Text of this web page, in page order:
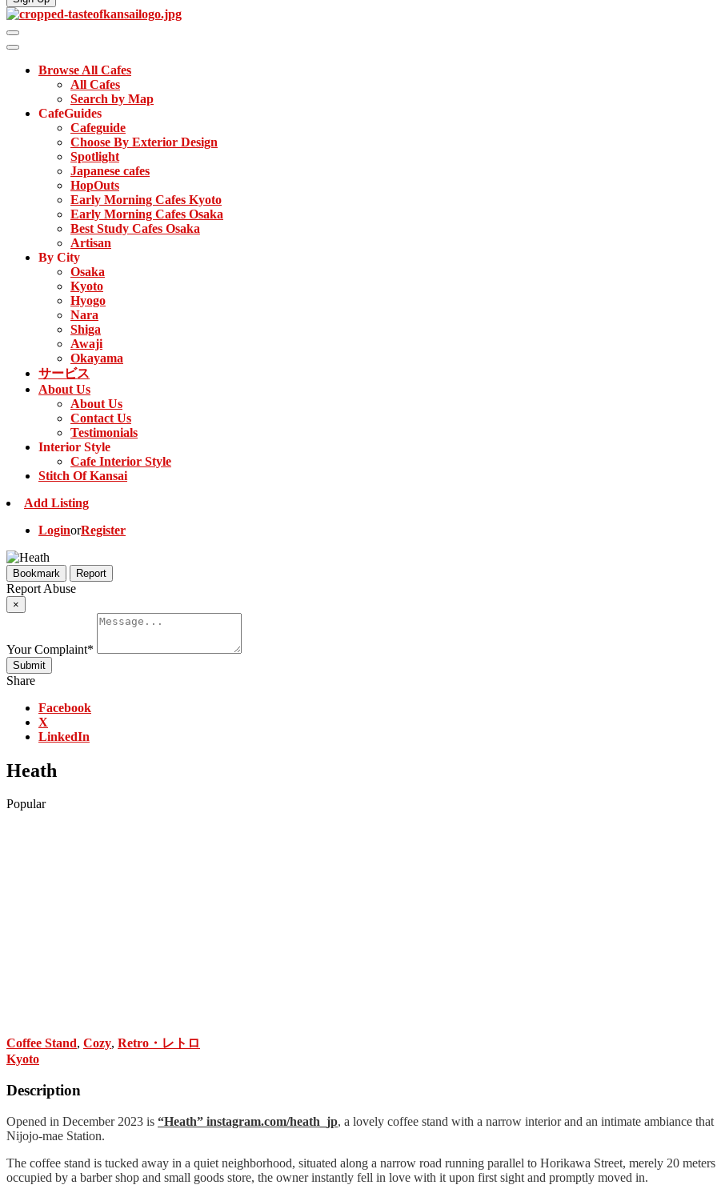
Browse All Cafes
All Cafes
Search by Map
CafeGuides
Cafeguide
Choose By Exterior Design
Spotlight
Japanese cafes
HopOuts
Early Morning Cafes Kyoto
Early Morning Cafes Osaka
Best Study Cafes Osaka
Artisan
By City
Osaka
Kyoto
Hyogo
Nara
Shiga
Awaji
Okayama
サービス
About Us
About Us
Contact Us
Testimonials
Interior Style
Cafe Interior Style
Stitch Of Kansai
Add Listing
LoginorRegister
Bookmark Report
Report Abuse
×
Your Complaint*
Submit
Share
Facebook
X
LinkedIn
Heath
Popular
Coffee Stand, Cozy, Retro・レトロ
Kyoto
Description
Opened in December 2023 is “Heath” instagram.com/heath_jp, a lovely coffee stand with a narrow interior and an intimate ambiance
Nijojo-mae Station.
The coffee stand is tucked away in a quiet neighborhood, situated along a narrow road running parallel to Horikawa Street, merely 20
occupied by a barber shop and small goods store, the owner instantly fell in love with it upon first sight and promptly moved in.